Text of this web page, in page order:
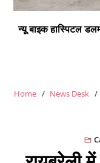
न्यू बाइक हास्पिटल
Home News Desk